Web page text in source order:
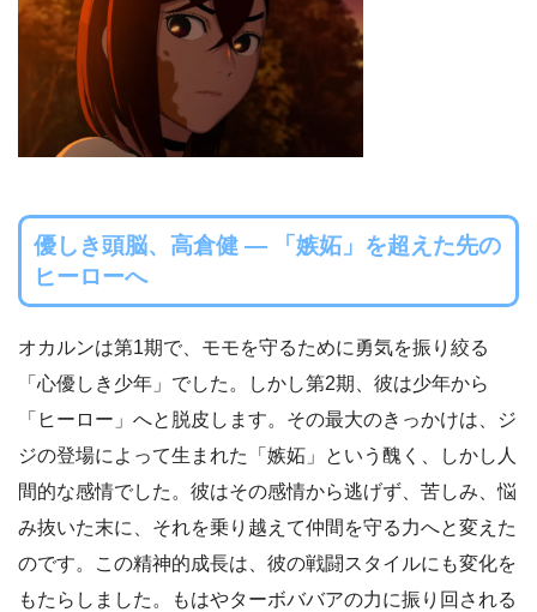
優しき頭脳、高倉健 ― 「嫉妬」を超えた先の
ヒーローへ
オカルンは第1期で、モモを守るために勇気を振り絞る
「心優しき少年」でした。しかし第2期、彼は少年から
「ヒーロー」へと脱皮します。その最大のきっかけは、ジ
ジの登場によって生まれた「嫉妬」という醜く、しかし人
間的な感情でした。彼はその感情から逃げず、苦しみ、悩
み抜いた末に、それを乗り越えて仲間を守る力へと変えた
のです。この精神的成長は、彼の戦闘スタイルにも変化を
もたらしました。もはやターボババアの力に振り回される